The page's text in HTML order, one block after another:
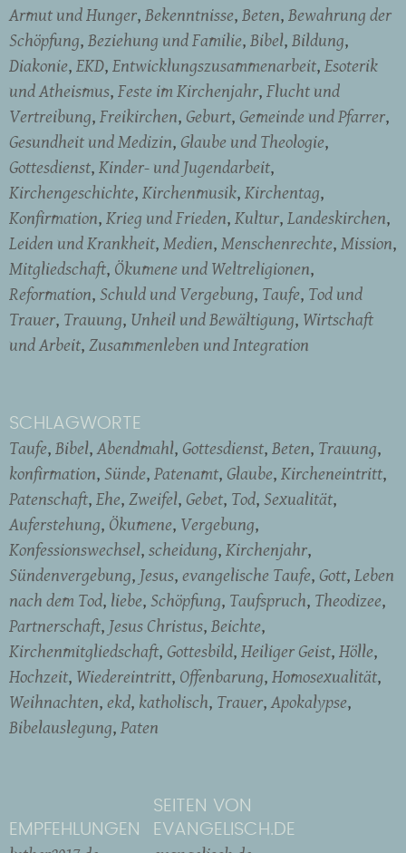
Armut und Hunger Bekenntnisse Beten Bewahrung der
Schöpfung Beziehung und Familie Bibel Bildung
Diakonie EKD Entwicklungszusammenarbeit Esoterik
und Atheismus Feste im Kirchenjahr Flucht und
Vertreibung Freikirchen Geburt Gemeinde und Pfarrer
Gesundheit und Medizin Glaube und Theologie
Gottesdienst Kinder- und Jugendarbeit
Kirchengeschichte Kirchenmusik Kirchentag
Konfirmation Krieg und Frieden Kultur Landeskirchen
Leiden und Krankheit Medien Menschenrechte Mission
Mitgliedschaft Ökumene und Weltreligionen
Reformation Schuld und Vergebung Taufe Tod und
Trauer Trauung Unheil und Bewältigung Wirtschaft
und Arbeit Zusammenleben und Integration
SCHLAGWORTE
Taufe Bibel Abendmahl Gottesdienst Beten Trauung
konfirmation Sünde Patenamt Glaube Kircheneintritt
Patenschaft Ehe Zweifel Gebet Tod Sexualität
Auferstehung Ökumene Vergebung
Konfessionswechsel scheidung Kirchenjahr
Sündenvergebung Jesus evangelische Taufe Gott Leben
nach dem Tod liebe Schöpfung Taufspruch Theodizee
Partnerschaft Jesus Christus Beichte
Kirchenmitgliedschaft Gottesbild Heiliger Geist Hölle
Hochzeit Wiedereintritt Offenbarung Homosexualität
Weihnachten ekd katholisch Trauer Apokalypse
Bibelauslegung Paten
EMPFEHLUNGEN
SEITEN VON
EVANGELISCH.DE